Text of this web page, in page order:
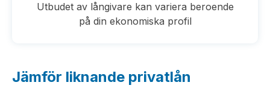
Utbudet av långivare kan variera beroende
på din ekonomiska profil
Jämför liknande privatlån